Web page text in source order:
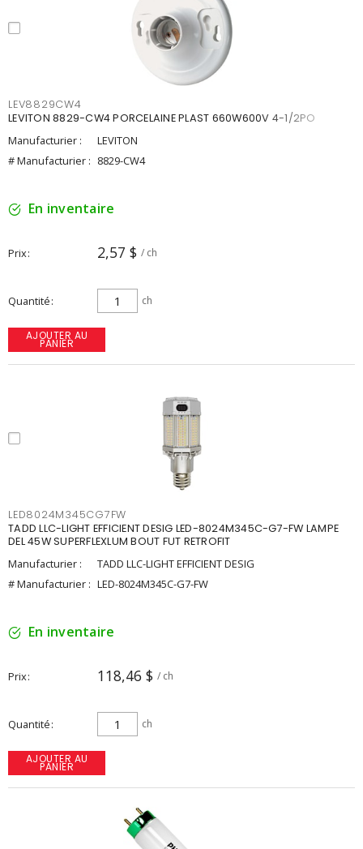
LEV8829CW4
LEVITON 8829-CW4 PORCELAINE PLAST 660W600V 4-1/2PO
Manufacturier :
LEVITON
# Manufacturier : 8829-CW4
En inventaire
Prix 2,57 $ / ch
Quantité ch
AJOUTER AU
PANIER
LED8024M345CG7FW
TADD LLC-LIGHT EFFICIENT DESIG LED-8024M345C-G7-FW LAMPE
DEL 45W SUPERFLEXLUM BOUT FUT RETROFIT
Manufacturier :
TADD LLC-LIGHT EFFICIENT DESIG
# Manufacturier : LED-8024M345C-G7-FW
En inventaire
Prix 118,46 $ / ch
Quantité ch
AJOUTER AU
PANIER